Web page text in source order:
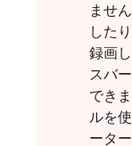
ませ
した
録画
スバ
でき
ルを
ータ